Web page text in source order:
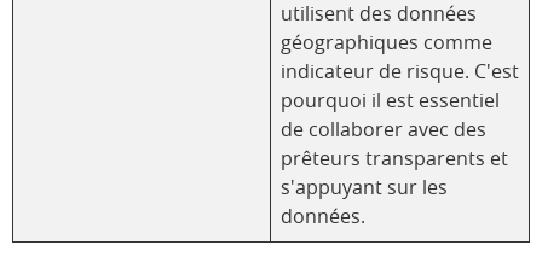
utilisent des données
géographiques comme
indicateur de risque. C'est
pourquoi il est essentiel
de collaborer avec des
prêteurs transparents et
s'appuyant sur les
données.